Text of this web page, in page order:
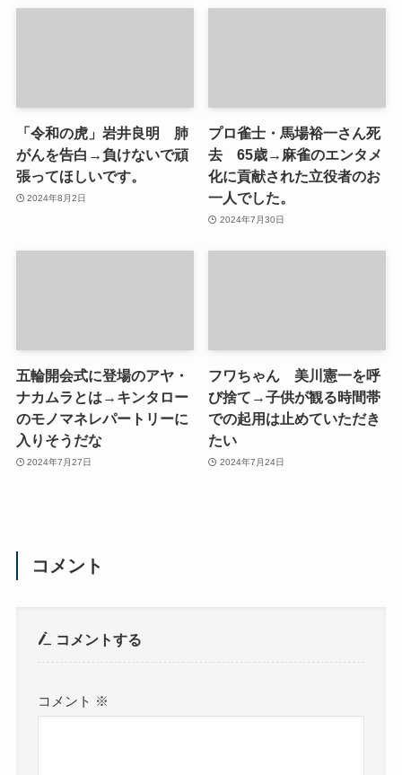
「令和の虎」岩井良明 肺
がんを告白→負けないで頑
張ってほしいです。
2024年8月2日
プロ雀士・馬場裕一さん死
去 65歳→麻雀のエンタメ
化に貢献された立役者のお
一人でした。
2024年7月30日
五輪開会式に登場のアヤ・
ナカムラとは→キンタロー
のモノマネレパートリーに
入りそうだな
2024年7月27日
フワちゃん 美川憲一を呼
び捨て→子供が観る時間帯
での起用は止めていただき
たい
2024年7月24日
コメント
コメントする
コメント ※